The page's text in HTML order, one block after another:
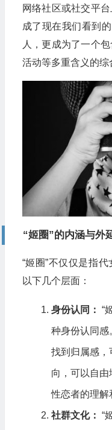
网络社区或社交平
成了现在我们看到
人，更成为了一个
活动等多重含义的综
“姬圈”的内涵与外
“姬圈”不仅仅是指
以下几个层面：
身份认同： “
种身份认同感
找到归属感，
向，可以自由
性恋者的理解
社群文化： “